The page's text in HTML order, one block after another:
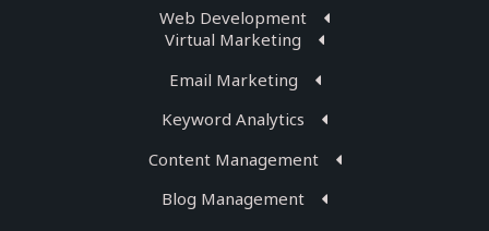
Web Development
Virtual Marketing
Email Marketing
Keyword Analytics
Content Management
Blog Management